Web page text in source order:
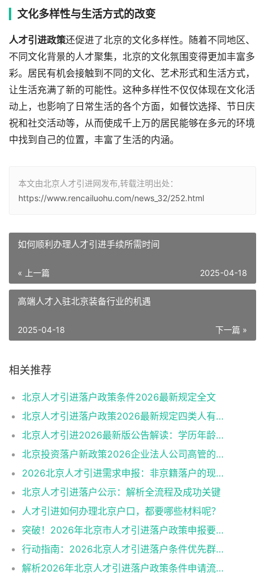
文化多样性与生活方式的改变
人才引进政策还促进了北京的文化多样性。随着不同地区、
不同文化背景的人才聚集，北京的文化氛围变得更加丰富多
彩。居民有机会接触到不同的文化、艺术形式和生活方式，
让生活充满了新的可能性。这种多样性不仅仅体现在文化活
动上，也影响了日常生活的各个方面，如餐饮选择、节日庆
祝和社交活动等，从而使成千上万的居民能够在多元的环境
中找到自己的位置，丰富了生活的内涵。
本文由北京人才引进网发布,转载注明出处：
https://www.rencailuohu.com/news_32/252.html
如何顺利办理人才引进手续所需时间
« 上一篇 2025-04-18
高端人才入驻北京装备行业的机遇
下一篇 »
2025-04-18
相关推荐
北京人才引进落户政策条件2026最新规定全文
北京人才引进落户政策2026最新规定四类人有资格
北京人才引进2026最新版公告解读：学历年龄是门槛
北京投资落户新政策2026企业法人公司高管的福音
2026北京人才引进需求申报：非京籍落户的现状与困境
北京人才引进落户公示：解析全流程及成功关键
人才引进如何办理北京户口，都要哪些材料呢？
突破！2026年北京市人才引进落户政策申报要求操作指南
行动指南：2026北京人才引进落户条件优先群体政策红利
解析2026年北京人才引进落户政策条件申请流程材料准备